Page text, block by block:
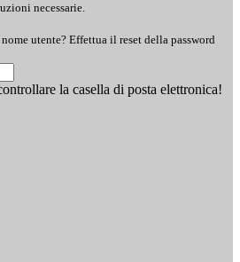
necessarie.
utente? Effettua il reset della password
la casella di posta elettronica!